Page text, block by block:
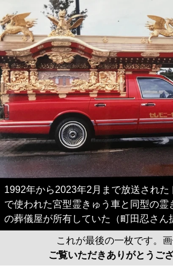
1992年から2023年2月まで放送された
で使われた宮型霊きゅう車と同型の霊
の葬儀屋が所有していた（町田忍さん
これが最後の一枚です。画
ご覧いただきありがとうご